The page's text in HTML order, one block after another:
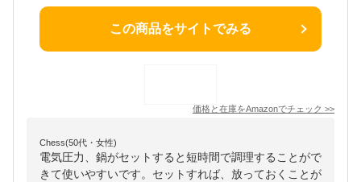
この商品をサイトでみる
価格と在庫をAmazonでチェック >>
Chess(50代・女性)
電気圧力、鍋がセットすると短時間で調理することがで
きて使いやすいです。セットすれば、放っておくことが